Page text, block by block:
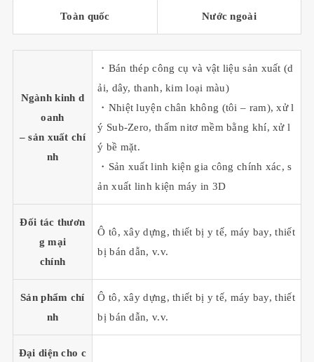
Toàn quốc Nước ngoài
Ngành kinh d
oanh
– sản xuất chí
nh
・Bán thép công cụ và vật liệu sản xuất (d
ải, dây, thanh, kim loại màu)
・Nhiệt luyện chân không (tôi – ram), xử l
ý Sub-Zero, thấm nitơ mềm bằng khí, xử l
ý bề mặt.
・Sản xuất linh kiện gia công chính xác, s
ản xuất linh kiện máy in 3D
Đối tác thươn
g mại
chính
Ô tô, xây dựng, thiết bị y tế, máy bay, thiết
bị bán dẫn, v.v.
Sản phẩm chí
nh
Ô tô, xây dựng, thiết bị y tế, máy bay, thiết
bị bán dẫn, v.v.
Đại diện cho c